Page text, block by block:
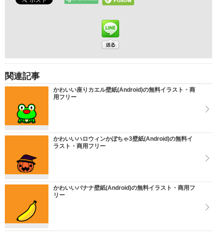
関連記事
かわいい座りカエル壁紙(Android)の無料イラスト・商
用フリー
かわいいハロウィンかぼちゃ3壁紙(Android)の無料イ
ラスト・商用フリー
かわいいバナナ壁紙(Android)の無料イラスト・商用フ
リー